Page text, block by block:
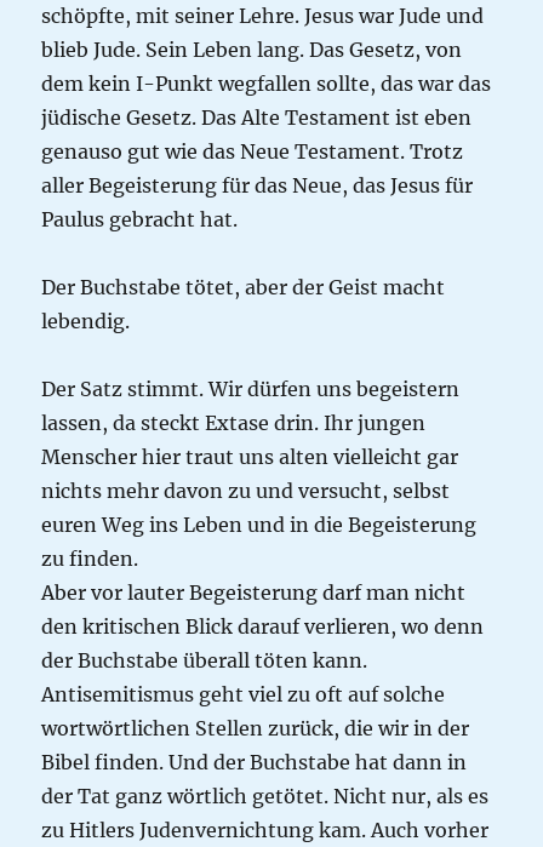
schöpfte, mit seiner Lehre. Jesus war Jude und
blieb Jude. Sein Leben lang. Das Gesetz, von
dem kein I-Punkt wegfallen sollte, das war das
jüdische Gesetz. Das Alte Testament ist eben
genauso gut wie das Neue Testament. Trotz
aller Begeisterung für das Neue, das Jesus für
Paulus gebracht hat.
Der Buchstabe tötet, aber der Geist macht
lebendig.
Der Satz stimmt. Wir dürfen uns begeistern
lassen, da steckt Extase drin. Ihr jungen
Menscher hier traut uns alten vielleicht gar
nichts mehr davon zu und versucht, selbst
euren Weg ins Leben und in die Begeisterung
zu finden.
Aber vor lauter Begeisterung darf man nicht
den kritischen Blick darauf verlieren, wo denn
der Buchstabe überall töten kann.
Antisemitismus geht viel zu oft auf solche
wortwörtlichen Stellen zurück, die wir in der
Bibel finden. Und der Buchstabe hat dann in
der Tat ganz wörtlich getötet. Nicht nur, als es
zu Hitlers Judenvernichtung kam. Auch vorher